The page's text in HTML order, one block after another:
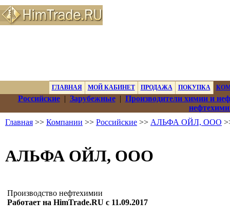
ГЛАВНАЯ МОЙ КАБИНЕТ ПРОДАЖА ПОКУПКА
Российские| Зарубежные| Производители химии и
Главная >> Компании >> Российские >> АЛЬФА ОЙЛ, ООО
АЛЬФА ОЙЛ, ООО
Производство нефтехимии
Работает на HimTrade.RU с 11.09.2017